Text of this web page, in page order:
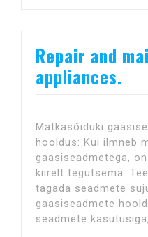
Repair and
appliances.
Matkasõiduki
hooldus: Kui ilmneb
gaasiseadmetega,
kiirelt tegutsema.
tagada seadmete
gaasiseadmete
seadmete